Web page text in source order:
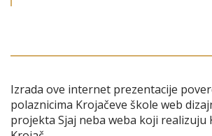
Izrada ove internet prezentacije
polaznicima Krojačeve škole web
projekta Sjaj neba weba koji realizuju